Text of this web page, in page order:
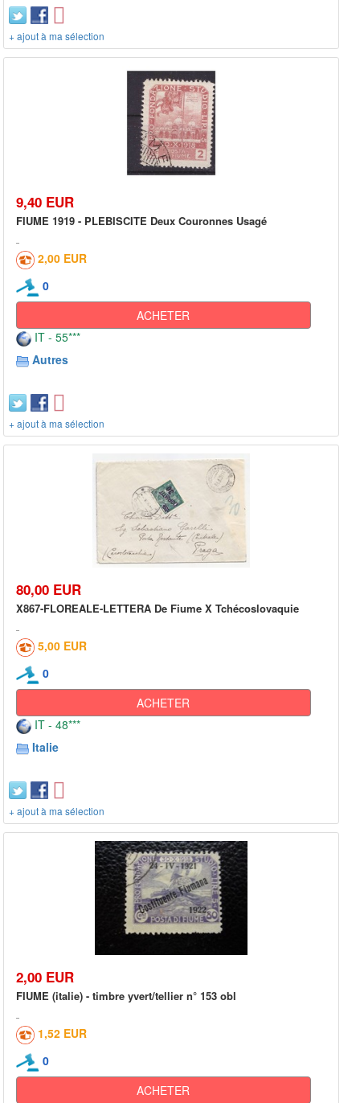
+ ajout à ma sélection
9,40 EUR
FIUME 1919 - PLEBISCITE Deux Couronnes Usagé
2,00 EUR
0
ACHETER
IT - 55***
Autres
+ ajout à ma sélection
80,00 EUR
X867-FLOREALE-LETTERA De Fiume X Tchécoslovaquie
5,00 EUR
0
ACHETER
IT - 48***
Italie
+ ajout à ma sélection
2,00 EUR
FIUME (italie) - timbre yvert/tellier n° 153 obl
1,52 EUR
0
ACHETER